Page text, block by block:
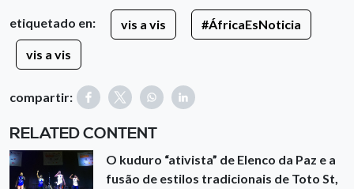
etiquetado en: vis a vis
#ÁfricaEsNoticia
vis a vis
compartir:
RELATED CONTENT
O kuduro “ativista” de Elenco da Paz e a
fusão de estilos tradicionais de Toto St,